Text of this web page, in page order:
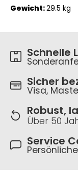
Gewicht:29.5 kg
Schnelle
Sicher
Visa,
Robust,
Über 50
Service